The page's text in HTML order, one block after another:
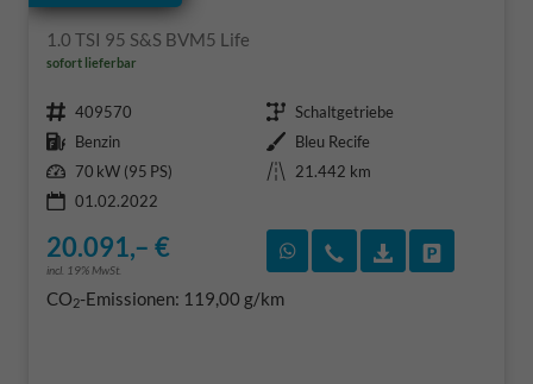
1.0 TSI 95 S&S BVM5 Life
sofort lieferbar
Fahrzeugnr. 409570 Getriebe Schaltgetriebe
Kraftstoff Benzin Außenfarbe Bleu Recife
Leistung 70 kW (95 PS) Kilometerstand
21.442 km
01.02.2022
20.091,– €
incl. 19% MwSt.
Rückruf vereinbaren
Wir rufen Sie an
CO2-Emissionen: 119,00 g/km